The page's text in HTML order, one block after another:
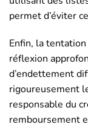
permet d’éviter
Enfin, la
réflexion
d’endettement
rigoureusement
responsable du
remboursement